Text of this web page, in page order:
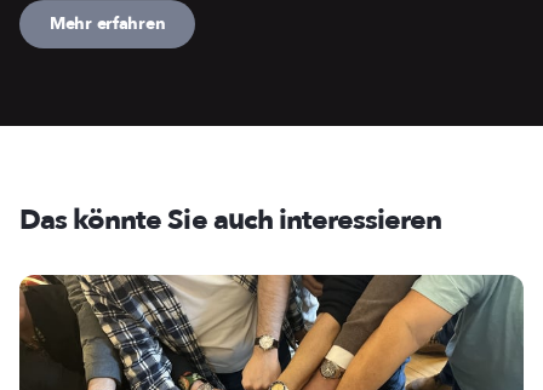
Mehr erfahren
Das könnte Sie auch interessieren